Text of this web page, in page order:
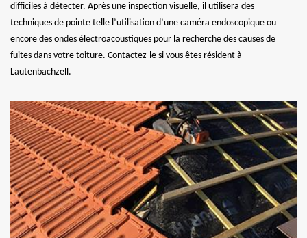
difficiles à détecter. Après une inspection visuelle, il utilisera des
techniques de pointe telle l’utilisation d’une caméra endoscopique ou
encore des ondes électroacoustiques pour la recherche des causes de
fuites dans votre toiture. Contactez-le si vous êtes résident à
Lautenbachzell.